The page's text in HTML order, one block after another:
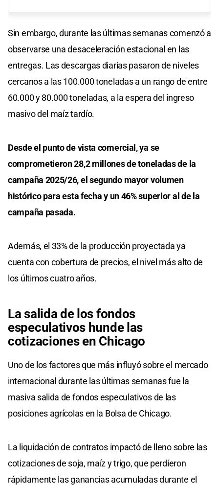
Sin embargo, durante las últimas semanas comenzó a
observarse una desaceleración estacional en las
entregas. Las descargas diarias pasaron de niveles
cercanos a las 100.000 toneladas a un rango de entre
60.000 y 80.000 toneladas, a la espera del ingreso
masivo del maíz tardío.
Desde el punto de vista comercial, ya se
comprometieron 28,2 millones de toneladas de la
campaña 2025/26, el segundo mayor volumen
histórico para esta fecha y un 46% superior al de la
campaña pasada.
Además, el 33% de la producción proyectada ya
cuenta con cobertura de precios, el nivel más alto de
los últimos cuatro años.
La salida de los fondos
especulativos hunde las
cotizaciones en Chicago
Uno de los factores que más influyó sobre el mercado
internacional durante las últimas semanas fue la
masiva salida de fondos especulativos de las
posiciones agrícolas en la Bolsa de Chicago.
La liquidación de contratos impactó de lleno sobre las
cotizaciones de soja, maíz y trigo, que perdieron
rápidamente las ganancias acumuladas durante el